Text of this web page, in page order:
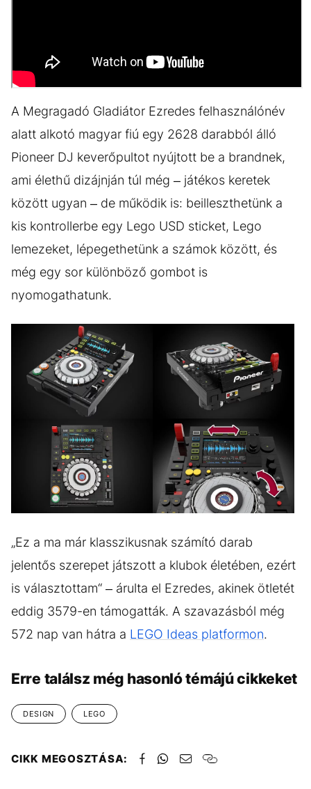
A Megragadó Gladiátor Ezredes felhasználónév
alatt alkotó magyar fiú egy 2628 darabból álló
Pioneer DJ keverőpultot nyújtott be a brandnek,
ami élethű dizájnján túl még – játékos keretek
között ugyan – de működik is: beilleszthetünk a
kis kontrollerbe egy Lego USD sticket, Lego
lemezeket, lépegethetünk a számok között, és
még egy sor különböző gombot is
nyomogathatunk.
(9)
„Ez a ma már klasszikusnak számító darab
jelentős szerepet játszott a klubok életében, ezért
is választottam“ – árulta el Ezredes, akinek ötletét
eddig 3579-en támogatták. A szavazásból még
572 nap van hátra a LEGO Ideas platformon.
Erre találsz még hasonló témájú cikkeket
DESIGN LEGO
CIKK MEGOSZTÁSA: